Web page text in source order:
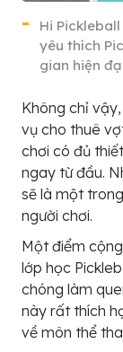
Hi
yêu thích
gian hiện
Không chỉ
vụ cho thuê
chơi có đủ
ngay từ đầu.
sẽ là một
người chơi.
Một điểm
lớp học
chóng làm
này rất thích
về môn thể